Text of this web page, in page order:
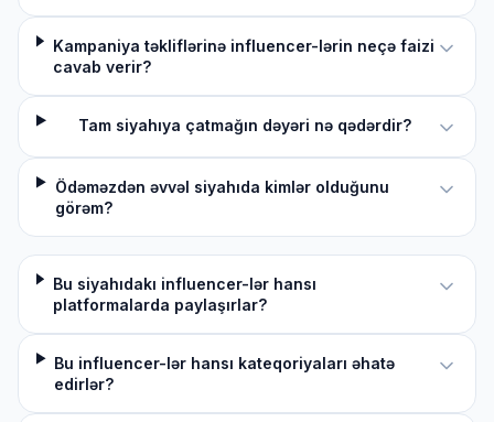
Kampaniya təkliflərinə influencer-lərin neçə faizi
cavab verir?
Tam siyahıya çatmağın dəyəri nə qədərdir?
Ödəməzdən əvvəl siyahıda kimlər olduğunu
görəm?
Bu siyahıdakı influencer-lər hansı
platformalarda paylaşırlar?
Bu influencer-lər hansı kateqoriyaları əhatə
edirlər?